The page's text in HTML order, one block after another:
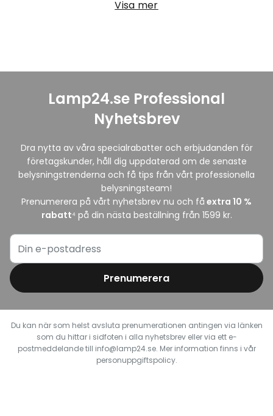
Visa mer
Lamp24.se Professional
Nyhetsbrev
Dra nytta av våra specialrabatter och erbjudanden för
företagskunder, håll dig uppdaterad om de senaste
belysningstrenderna och få tips från vårt professionella
belysningsteam!
Prenumerera på vårt nyhetsbrev nu och få extra 10 %
rabatt⁴ på din nästa beställning från 1599 kr.
Prenumerera
Du kan när som helst avsluta prenumerationen antingen via länken
som du hittar i sidfoten i alla nyhetsbrev eller via ett e-
postmeddelande till info@lamp24.se. Mer information finns i vår
personuppgiftspolicy.